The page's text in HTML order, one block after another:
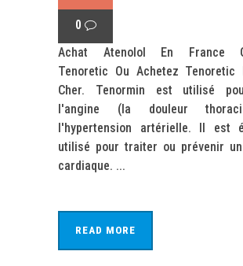
0
Achat Atenolol En France
Tenoretic Ou Achetez Tenoretic
Cher. Tenormin est utilisé
l'angine (la douleur
l'hypertension artérielle. Il est
utilisé pour traiter ou prévenir
cardiaque. ...
READ MORE